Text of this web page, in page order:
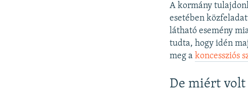
A kormány
esetében
látható esemény
tudta, hogy idén
meg akoncessziós
De miért volt